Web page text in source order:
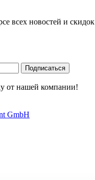
всех новостей и скидок
Подписаться
от нашей компании!